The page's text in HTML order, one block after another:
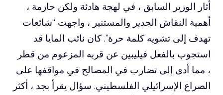
أثار الوزير السابق ، في لهجة هادئة ولكن حازمة ،
أهمية النقاش الجدير والمستنير ، واجهت “شائعات
تهدف إلى تشويه كلمة حرة”. كان نائب المايا قد
استجوب بالفعل فيليبين عن قربه المزعوم من قطر
، مما أدى إلى تضارب في المصالح في مواقفها على
الصراع الإسرائيلي الفلسطيني. سؤال يقرأ بجد ، أكثر